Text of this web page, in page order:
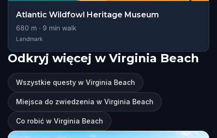
Atlantic Wildfowl Heritage Museum
680 m · 9 min walk
Landmark
Odkryj więcej w Virginia Beach
Wszystkie questy w Virginia Beach
Miejsca do zwiedzenia w Virginia Beach
Co robić w Virginia Beach